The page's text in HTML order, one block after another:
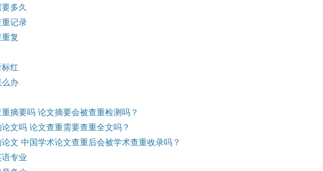
多久
记录
复
红
么办
摘要吗 论文摘要会被查重检测吗？
文吗 论文查重需要查重全文吗？
文 中国学术论文查重后会被学术查重收录吗？
专业